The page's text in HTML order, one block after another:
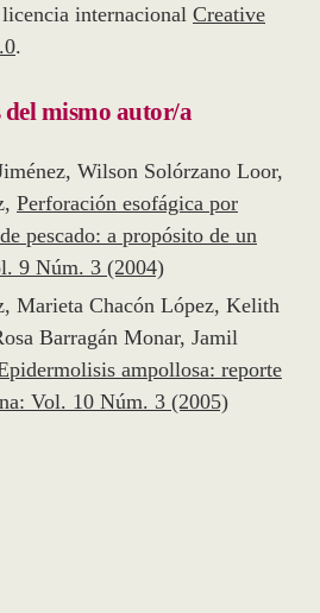
internacional Creative
.
mismo autor/a
Wilson Solórzano Loor,
Perforación esofágica por
pescado: a propósito de un
9 Núm. 3 (2004)
Marieta Chacón López, Kelith
Barragán Monar, Jamil
ampollosa: reporte
Vol. 10 Núm. 3 (2005)